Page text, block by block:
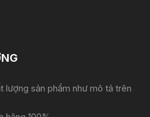
lượng sản phẩm như mô tả trên